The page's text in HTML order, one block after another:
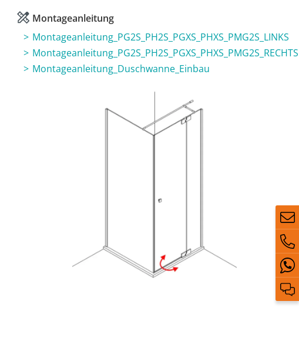
Montageanleitung
Montageanleitung_PG2S_PH2S_PGXS_PHXS_PMG2S_LINKS
Montageanleitung_PG2S_PH2S_PGXS_PHXS_PMG2S_RECHTS
Montageanleitung_Duschwanne_Einbau